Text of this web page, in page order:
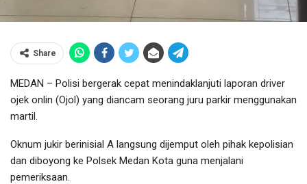
Share
MEDAN – Polisi bergerak cepat menindaklanjuti laporan driver
ojek onlin (Ojol) yang diancam seorang juru parkir menggunakan
martil.
Oknum jukir berinisial A langsung dijemput oleh pihak kepolisian
dan diboyong ke Polsek Medan Kota guna menjalani
pemeriksaan.